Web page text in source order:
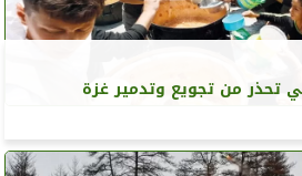
تحذر من تجويع وتدمير غزة